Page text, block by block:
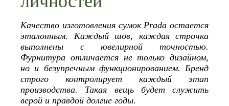
Качество изготовления сумок Prada остается
эталонным. Каждый шов, каждая строчка
выполнены с ювелирной точностью.
Фурнитура отличается не только дизайном,
но и безупречным функционированием. Бренд
строго контролирует каждый этап
производства. Такая вещь будет служить
верой и правдой долгие годы.